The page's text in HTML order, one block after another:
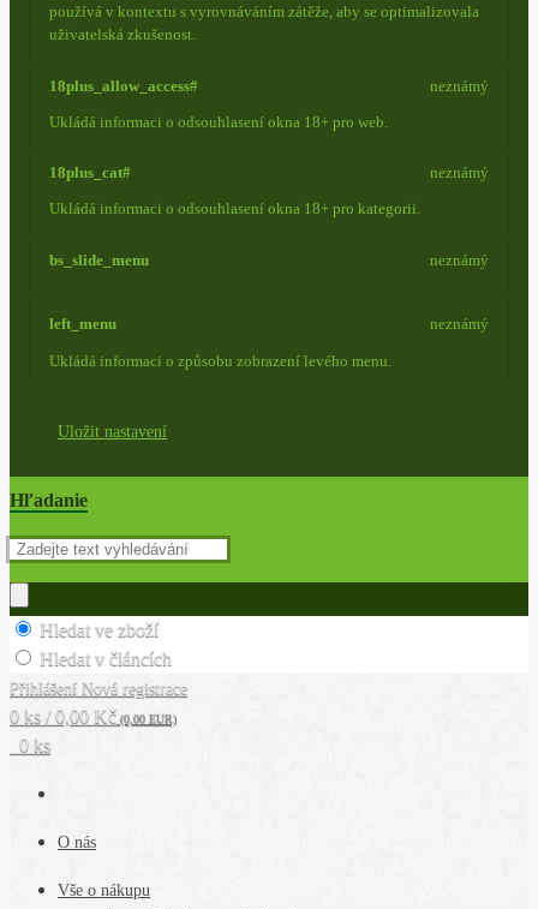
používá v kontextu s vyrovnáváním zátěže, aby se optimalizovala
uživatelská zkušenost.
18plus_allow_access#
Ukládá informaci o odsouhlasení okna 18+ pro web.
neznámý
18plus_cat#
Ukládá informaci o odsouhlasení okna 18+ pro kategorii.
neznámý
bs_slide_menu neznámý
left_menu
Ukládá informaci o způsobu zobrazení levého menu.
neznámý
Uložit nastavení
Hľadanie
Hledat ve zboží
Hledat v článcích
Přihlášení Nová registrace
0 ks / 0,00 Kč (0,00 EUR)
0 ks
O nás
Vše o nákupu